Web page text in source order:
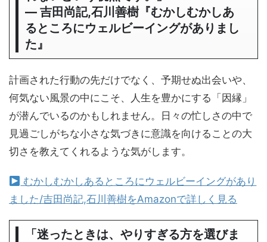
― 吉田尚記,石川善樹『むかしむかしあ
るところにウェルビーイングがありまし
た』
計画された行動の先だけでなく、予期せぬ出会いや、
何気ない風景の中にこそ、人生を豊かにする「因縁」
が潜んでいるのかもしれません。日々の忙しさの中で
見過ごしがちな小さな気づきに意識を向けることの大
切さを教えてくれるような気がします。
むかしむかしあるところにウェルビーイングがあり
ました/吉田尚記,石川善樹をAmazonで詳しく見る
「迷ったときは、やりすぎる方を選びま